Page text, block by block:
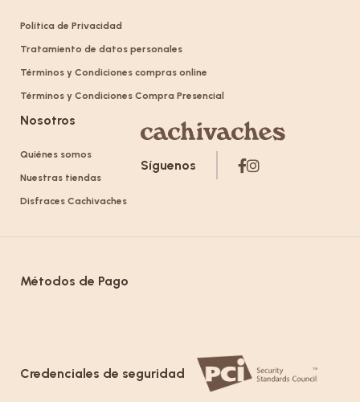
Política de Privacidad
Tratamiento de datos personales
Términos y Condiciones compras online
Términos y Condiciones Compra Presencial
Nosotros
Quiénes somos
Nuestras tiendas
Disfraces Cachivaches
Síguenos
Métodos de Pago
Credenciales de seguridad